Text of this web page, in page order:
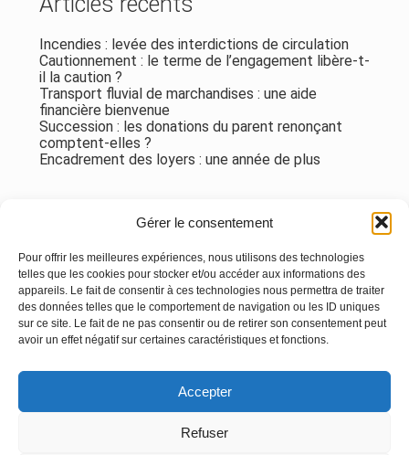
Gérer le consentement
Pour offrir les meilleures expériences, nous utilisons des technologies
telles que les cookies pour stocker et/ou accéder aux informations des
appareils. Le fait de consentir à ces technologies nous permettra de traiter
des données telles que le comportement de navigation ou les ID uniques
sur ce site. Le fait de ne pas consentir ou de retirer son consentement peut
avoir un effet négatif sur certaines caractéristiques et fonctions.
Accepter
Refuser
Incendies : levée des interdictions de circulation
Cautionnement : le terme de l’engagement libère-t-
il la caution ?
Transport fluvial de marchandises : une aide
financière bienvenue
Succession : les donations du parent renonçant
comptent-elles ?
Encadrement des loyers : une année de plus
Aucun commentaire à afficher.
Principale
Linkedin Instagram